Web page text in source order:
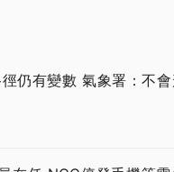
仍有變數 氣象署：不